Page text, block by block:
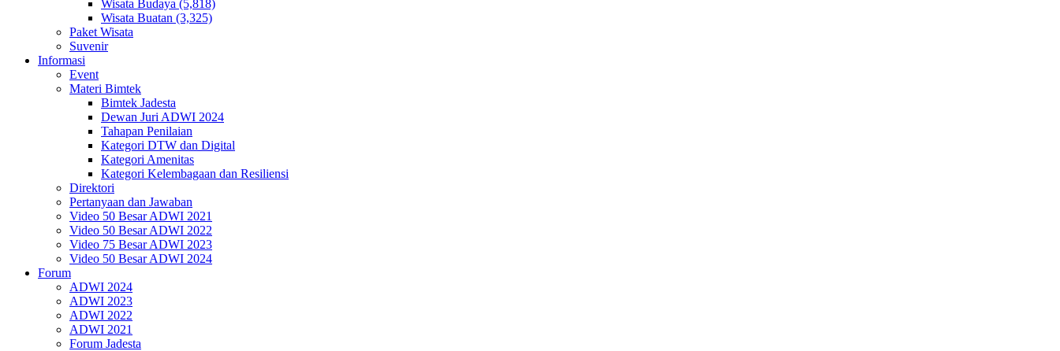
Wisata Budaya (5,818)
Wisata Buatan (3,325)
Paket Wisata
Suvenir
Informasi
Event
Materi Bimtek
Bimtek Jadesta
Dewan Juri ADWI 2024
Tahapan Penilaian
Kategori DTW dan Digital
Kategori Amenitas
Kategori Kelembagaan dan Resiliensi
Direktori
Pertanyaan dan Jawaban
Video 50 Besar ADWI 2021
Video 50 Besar ADWI 2022
Video 75 Besar ADWI 2023
Video 50 Besar ADWI 2024
Forum
ADWI 2024
ADWI 2023
ADWI 2022
ADWI 2021
Forum Jadesta